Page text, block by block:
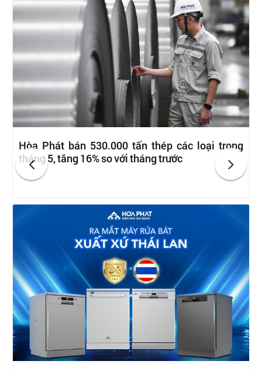
Hòa Phát bán 530.000 tấn thép các loại trong
tháng 5, tăng 16% so với tháng trước